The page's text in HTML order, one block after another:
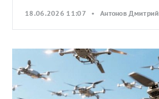
18.06.2026 11:07 • Антонов Дмитрий